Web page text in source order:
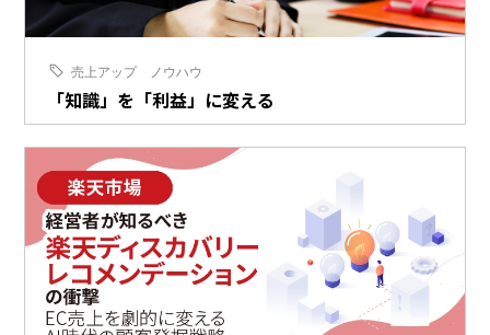
売上アップ ノウハウ
「知識」を「利益」に変える